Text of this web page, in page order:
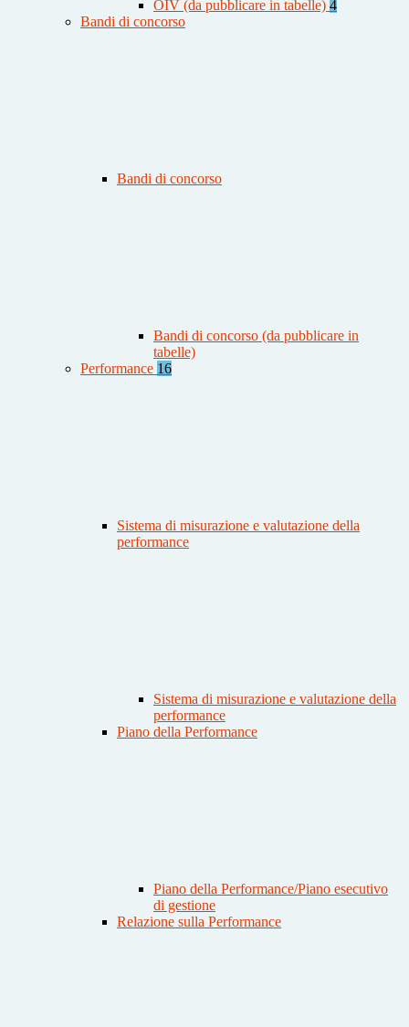
OIV (da pubblicare in tabelle) 4
Bandi di concorso
Bandi di concorso
Bandi di concorso (da pubblicare in
tabelle)
Performance 16
Sistema di misurazione e valutazione della
performance
Sistema di misurazione e valutazione della
performance
Piano della Performance
Piano della Performance/Piano esecutivo
di gestione
Relazione sulla Performance